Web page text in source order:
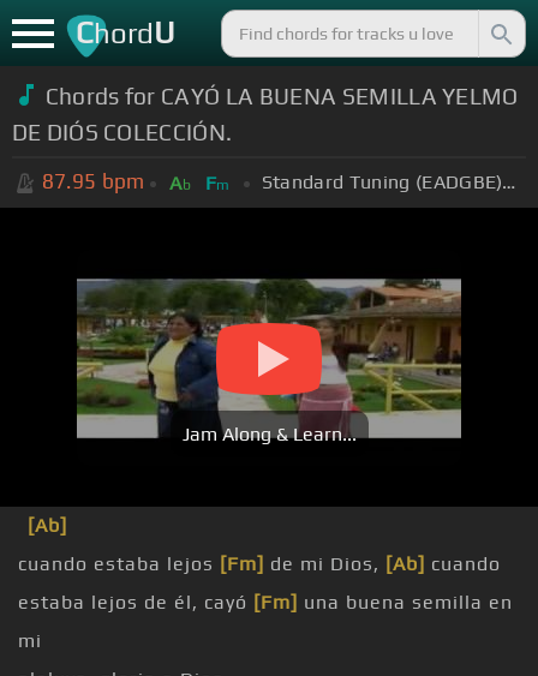
ChordU
Chords for CAYÓ LA BUENA SEMILLA YELMO
DE DIÓS COLECCIÓN.
87.95 bpm Ab Fm Standard Tuning (EADGBE)
Jam Along & Learn...
[Ab]
cuando estaba lejos [Fm] de mi Dios, [Ab] cuando
estaba lejos de él, cayó [Fm] una buena semilla en
mi